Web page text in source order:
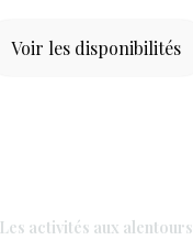
Voir les disponibilités
Les activités aux alentours